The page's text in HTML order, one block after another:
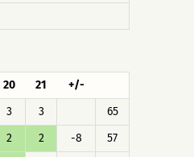
20 21
+/-
3 3
65
2 2 -8
57